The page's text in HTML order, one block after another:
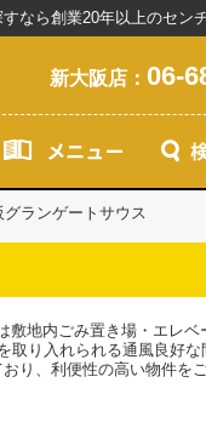
新大阪店： 06-
ランゲートサウス
地内ごみ置き場・エレ
り入れられる通風良好
り、利便性の高い物件を